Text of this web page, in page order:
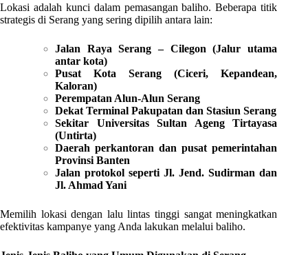
Lokasi adalah kunci dalam pemasangan baliho. Beberapa titik
strategis di Serang yang sering dipilih antara lain:
Jalan Raya Serang – Cilegon (Jalur utama
antar kota)
Pusat Kota Serang (Ciceri, Kepandean,
Kaloran)
Perempatan Alun-Alun Serang
Dekat Terminal Pakupatan dan Stasiun Serang
Sekitar Universitas Sultan Ageng Tirtayasa
(Untirta)
Daerah perkantoran dan pusat pemerintahan
Provinsi Banten
Jalan protokol seperti Jl. Jend. Sudirman dan
Jl. Ahmad Yani
Memilih lokasi dengan lalu lintas tinggi sangat meningkatkan
efektivitas kampanye yang Anda lakukan melalui baliho.